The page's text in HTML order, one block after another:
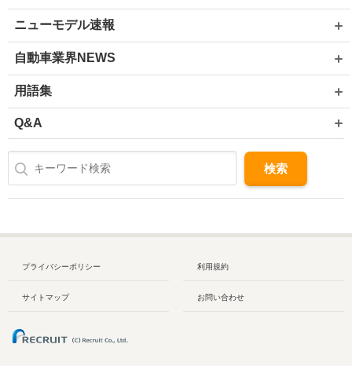
ニューモデル速報
自動車業界NEWS
用語集
Q&A
プライバシーポリシー 利用規約
サイトマップ お問い合わせ